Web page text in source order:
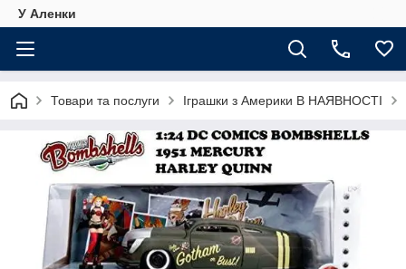
У Аленки
Товари та послуги Іграшки з Америки В НАЯВНОСТІ